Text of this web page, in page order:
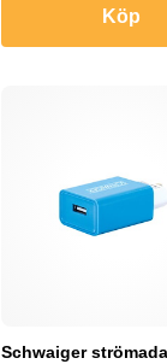
Köp
Schwaiger